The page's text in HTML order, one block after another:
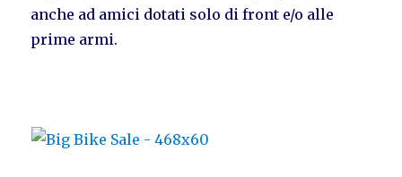
anche ad amici dotati solo di front e/o alle
prime armi.